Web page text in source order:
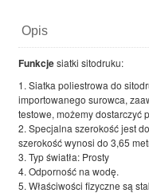
Opis
Funkcjesiatki sitodruku:
1. Siatka poliestrowa do
importowanego surowca,
testowe, możemy dostarczyć
2. Specjalna szerokość jest
szerokość wynosi do 3,65
3. Typ światła: Prosty
4. Odporność na wodę.
5. Właściwości fizyczne są